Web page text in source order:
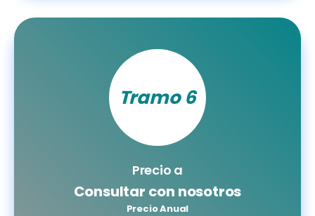
Tramo 6
Precio a
Consultar con nosotros
Precio Anual